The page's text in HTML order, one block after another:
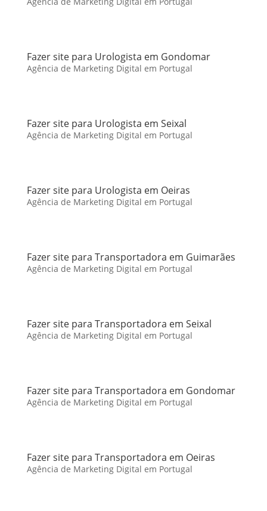
Fazer site para Urologista em Gondomar
Agência de Marketing Digital em Portugal
Fazer site para Urologista em Seixal
Agência de Marketing Digital em Portugal
Fazer site para Urologista em Oeiras
Agência de Marketing Digital em Portugal
Fazer site para Transportadora em Guimarães
Agência de Marketing Digital em Portugal
Fazer site para Transportadora em Seixal
Agência de Marketing Digital em Portugal
Fazer site para Transportadora em Gondomar
Agência de Marketing Digital em Portugal
Fazer site para Transportadora em Oeiras
Agência de Marketing Digital em Portugal